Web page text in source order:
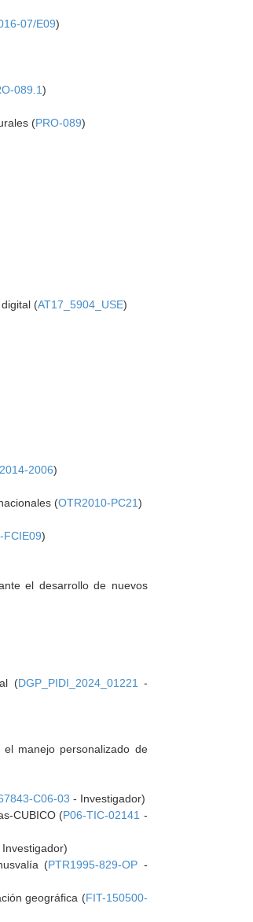
07/E09)
089.1)
(PRO-089)
(AT17_5904_USE)
2006)
(OTR2010-PC21)
FCIE09)
el desarrollo de nuevos
(DGP_PIDI_2024_01221
-
manejo personalizado de
C06-03 - Investigador)
CUBICO (P06-TIC-02141 -
Investigador)
(PTR1995-829-OP -
geográfica (FIT-150500-